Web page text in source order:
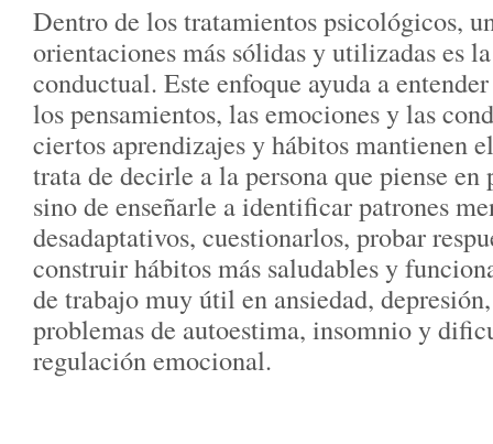
Dentro de los tratamientos psicológicos,
orientaciones más sólidas y utilizadas es
conductual. Este enfoque ayuda a
los pensamientos, las emociones y las
ciertos aprendizajes y hábitos mantienen
trata de decirle a la persona que piense
sino de enseñarle a identificar patrones
desadaptativos, cuestionarlos, probar
construir hábitos más saludables y
de trabajo muy útil en ansiedad,
problemas de autoestima, insomnio y
regulación emocional.